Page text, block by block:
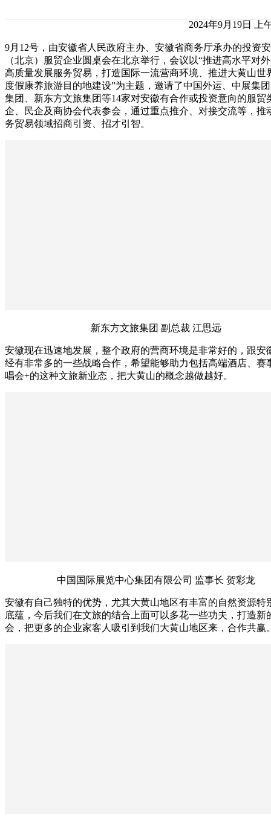
2024年9月19日 上
9月12号，由安徽省人民政府主办、安徽省商务厅承办的投资
（北京）服贸企业圆桌会在北京举行，会议以“推进高水平对
高质量发展服务贸易，打造国际一流营商环境、推进大黄山世
度假康养旅游目的地建设”为主题，邀请了中国外运、中展集
集团、新东方文旅集团等14家对安徽有合作或投资意向的服贸
企、民企及商协会代表参会，通过重点推介、对接交流等，推
务贸易领域招商引资、招才引智。
新东方文旅集团 副总裁 江思远
安徽现在迅速地发展，整个政府的营商环境是非常好的，跟安
经有非常多的一些战略合作，希望能够助力包括高端酒店、赛
唱会+的这种文旅新业态，把大黄山的概念越做越好。
中国国际展览中心集团有限公司 监事长 贺彩龙
安徽有自己独特的优势，尤其大黄山地区有丰富的自然资源特
底蕴，今后我们在文旅的结合上面可以多花一些功夫，打造新
会，把更多的企业家客人吸引到我们大黄山地区来，合作共赢